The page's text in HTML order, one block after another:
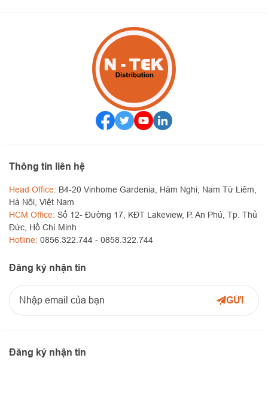
Thông tin liên hệ
Head Office: B4-20 Vinhome Gardenia, Hàm Nghi, Nam Từ Liêm,
Hà Nội, Việt Nam
HCM Office: Số 12- Đường 17, KĐT Lakeview, P. An Phú, Tp. Thủ
Đức, Hồ Chí Minh
Hotline: 0856.322.744 - 0858.322.744
Đăng ký nhận tin
Đăng ký nhận tin